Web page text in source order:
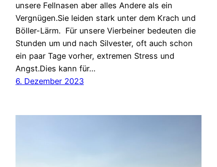
unsere Fellnasen aber alles Andere als ein
Vergnügen.Sie leiden stark unter dem Krach und
Böller-Lärm. Für unsere Vierbeiner bedeuten die
Stunden um und nach Silvester, oft auch schon
ein paar Tage vorher, extremen Stress und
Angst.Dies kann für…
6. Dezember 2023